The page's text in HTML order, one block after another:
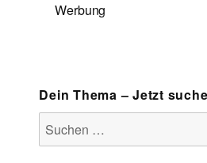
Werbung
Dein Thema – Jetzt
Suchen
nach: